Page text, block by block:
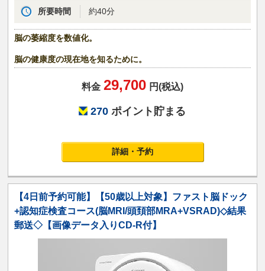
所要時間 約40分
脳の萎縮度を数値化。
脳の健康度の現在地を知るために。
料金 29,700 円(税込)
270 ポイント貯まる
詳細・予約
【4日前予約可能】【50歳以上対象】ファスト脳ドック
+認知症検査コース(脳MRI/頭頚部MRA+VSRAD)◇結果
郵送◇【画像データ入りCD-R付】